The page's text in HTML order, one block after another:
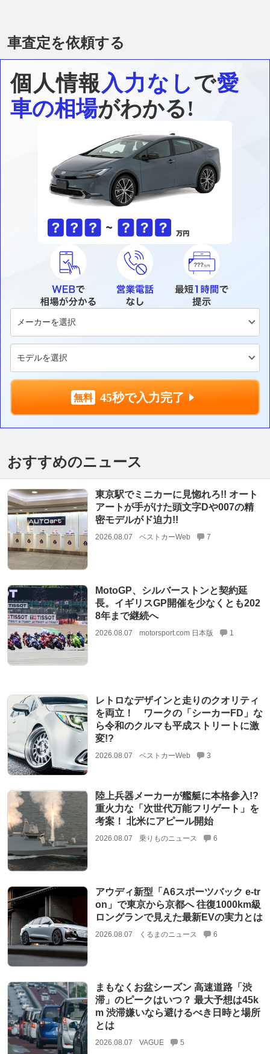
車査定を依頼する
個人情報入力なしで愛
車の相場がわかる!
45秒で入力完了
おすすめのニュース
東京駅でミニカーに見惚れろ!! オート
アートが手がけた頭文字Dや007の精
密モデルがド迫力!!
2026.08.07 ベストカーWeb 7
MotoGP、シルバーストンと契約延
長。イギリスGP開催を少なくとも202
8年まで継続へ
2026.08.07 motorsport.com 日本版 1
レトロなデザインと走りのクオリティ
を両立！ ワークの「シーカーFD」な
ら令和のクルマも平成ストリートに激
変!?
2026.08.07 ベストカーWeb 3
陸上兵器メーカーが艦艇に本格参入!?
重火力な「次世代万能フリゲート」を
考案！ 北米にアピール開始
2026.08.07 乗りものニュース 6
アウディ新型「A6スポーツバック e-tr
on」で東京から京都へ 往復1000km級
ロングランで見えた最新EVの実力とは
2026.08.07 くるまのニュース 6
まもなくお盆シーズン 高速道路「渋
滞」のピークはいつ？ 最大予想は45k
m 渋滞嫌いなら避けるべき日時と場所
とは
2026.08.07 VAGUE 5